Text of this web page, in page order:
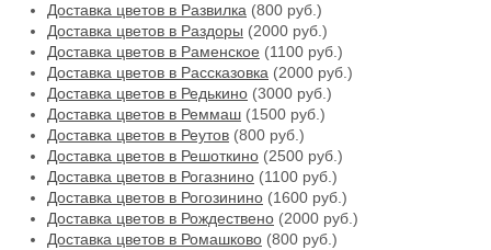
Доставка цветов в Развилка (800 руб.)
Доставка цветов в Раздоры (2000 руб.)
Доставка цветов в Раменское (1100 руб.)
Доставка цветов в Рассказовка (2000 руб.)
Доставка цветов в Редькино (3000 руб.)
Доставка цветов в Реммаш (1500 руб.)
Доставка цветов в Реутов (800 руб.)
Доставка цветов в Решоткино (2500 руб.)
Доставка цветов в Рогазнино (1100 руб.)
Доставка цветов в Рогозинино (1600 руб.)
Доставка цветов в Рождествено (2000 руб.)
Доставка цветов в Ромашково (800 руб.)